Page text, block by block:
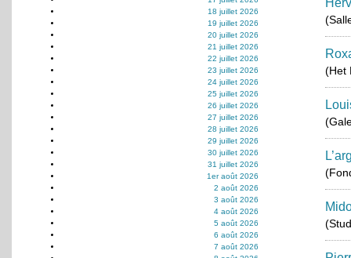
18 juillet 2026
19 juillet 2026
20 juillet 2026
21 juillet 2026
22 juillet 2026
23 juillet 2026
24 juillet 2026
25 juillet 2026
26 juillet 2026
27 juillet 2026
28 juillet 2026
29 juillet 2026
30 juillet 2026
31 juillet 2026
1er août 2026
2 août 2026
3 août 2026
4 août 2026
5 août 2026
6 août 2026
7 août 2026
(Het